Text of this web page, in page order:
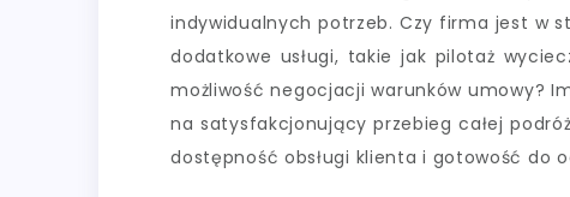
indywidualnych potrzeb. Czy firma jest w
dodatkowe usługi, takie jak pilotaż
możliwość negocjacji warunków umowy?
na satysfakcjonujący przebieg całej
dostępność obsługi klienta i gotowość do